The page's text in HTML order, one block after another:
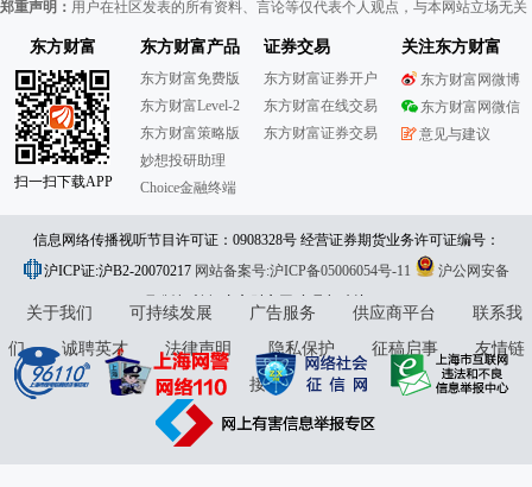
郑重声明： 用户在社区发表的所有资料、言论等仅代表个人观点，与本网站立场无
东方财富
扫一扫下载APP
东方财富产品
东方财富免费版
东方财富Level-2
东方财富策略版
妙想投研助理
Choice金融终端
证券交易
东方财富证券开户
东方财富在线交易
东方财富证券交易
关注东方财富
东方财富网微博
东方财富网微信
意见与建议
信息网络传播视听节目许可证：0908328号 经营证券期货业务许可证编号：
913101046312860336 违法和不良信息举报:021-61278686 举报邮箱：
jubao@eastmoney.com
沪ICP证:沪B2-20070217 网站备案号:沪ICP备05006054号-11
沪公网安备
31010402000120号版权所有:东方财富网意见与建议:4000300059/952500
关于我们 可持续发展 广告服务 供应商平台
联系我
们
诚聘英才 法律声明 隐私保护 征稿启事
友情链
接